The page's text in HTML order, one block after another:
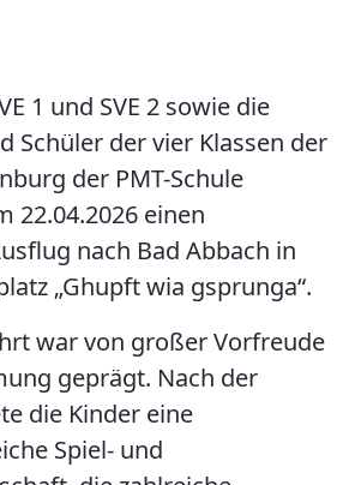
1 und SVE 2 sowie die
Schüler der vier Klassen der
der PMT-Schule
22.04.2026 einen
nach Bad Abbach in
„Ghupft wia gsprunga“.
war von großer Vorfreude
geprägt. Nach der
die Kinder eine
Spiel- und